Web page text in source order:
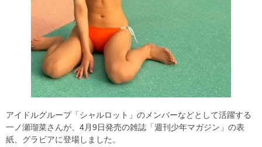
アイドルグループ「シャルロット」のメンバーなどとして活躍する
一ノ瀬瑠菜さんが、4月9日発売の雑誌「週刊少年マガジン」の表
紙、グラビアに登場しました。